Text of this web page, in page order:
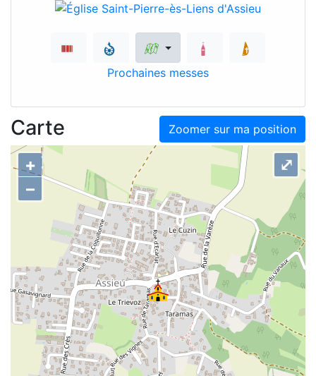
Prochaines messes
Zoomer sur ma position
Carte
+
–
⤢